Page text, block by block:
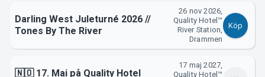
Om Tickster
Darling West Juleturné 2026 //
Tones By The River
26 nov 2026,
Quality Hotel™
River Station,
Drammen
Köp
🇳🇴 17. Mai på Quality Hotel
17 maj 2027,
Quality Hotel™